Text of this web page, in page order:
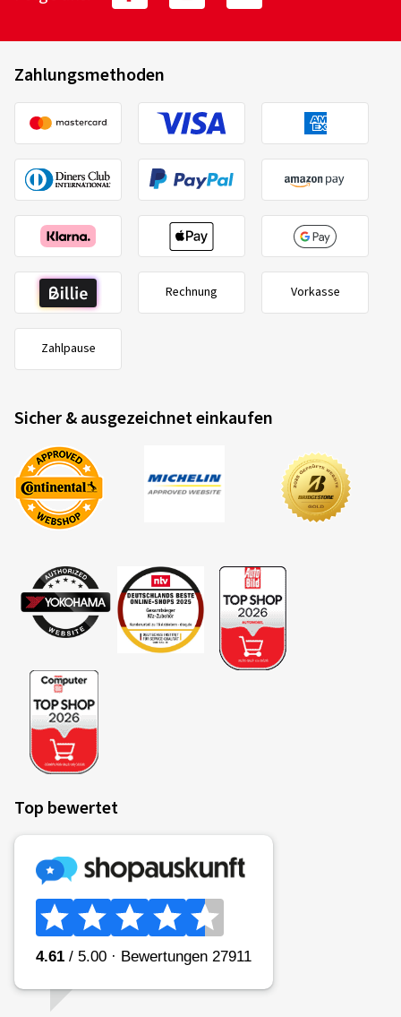
In der Hauptsaison (30. März – 30. April & 15.
Folge uns:
Zahlungsmethoden
Zahlpause
Sicher & ausgezeichnet einkaufen
Top bewertet